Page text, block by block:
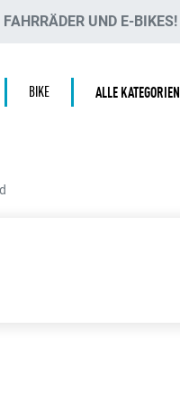
UND E-BIKES!
BIKE ALLE KATEGORIEN